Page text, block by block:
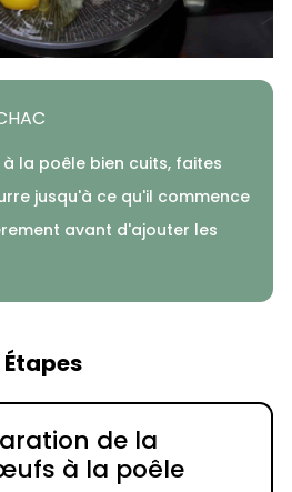
la poêle bien cuits, faites
jusqu'à ce qu'il commence
avant d'ajouter les
Étapes
de la
à la poêle